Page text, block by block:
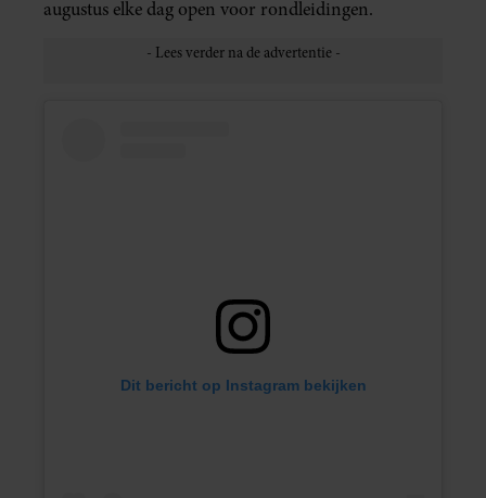
augustus elke dag open voor rondleidingen.
Dit bericht op Instagram bekijken